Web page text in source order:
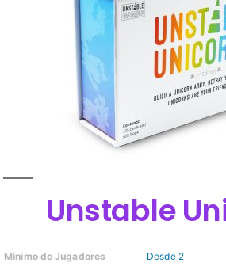
Unstable
Mínimo de Jugadores Desde 2